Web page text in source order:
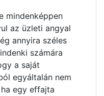
mindenképpen
az üzleti angyal
annyira széles
számára
a saját
egyáltalán nem
egy effajta